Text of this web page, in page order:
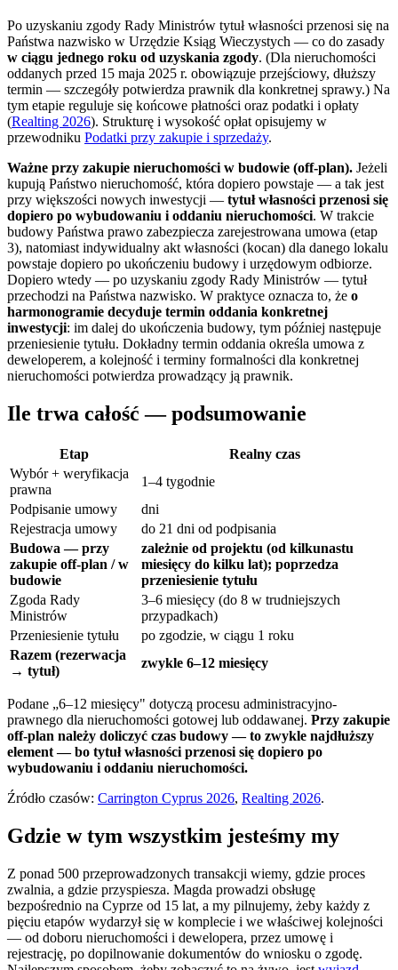
Po uzyskaniu zgody Rady Ministrów tytuł własności przenosi się na
Państwa nazwisko w Urzędzie Ksiąg Wieczystych — co do zasady
w ciągu jednego roku od uzyskania zgody. (Dla nieruchomości
oddanych przed 15 maja 2025 r. obowiązuje przejściowy, dłuższy
termin — szczegóły potwierdza prawnik dla konkretnej sprawy.) Na
tym etapie reguluje się końcowe płatności oraz podatki i opłaty
(Realting 2026). Strukturę i wysokość opłat opisujemy w
przewodniku Podatki przy zakupie i sprzedaży.
Ważne przy zakupie nieruchomości w budowie (off-plan). Jeżeli
kupują Państwo nieruchomość, która dopiero powstaje — a tak jest
przy większości nowych inwestycji — tytuł własności przenosi się
dopiero po wybudowaniu i oddaniu nieruchomości. W trakcie
budowy Państwa prawo zabezpiecza zarejestrowana umowa (etap
3), natomiast indywidualny akt własności (kocan) dla danego lokalu
powstaje dopiero po ukończeniu budowy i urzędowym odbiorze.
Dopiero wtedy — po uzyskaniu zgody Rady Ministrów — tytuł
przechodzi na Państwa nazwisko. W praktyce oznacza to, że o
harmonogramie decyduje termin oddania konkretnej
inwestycji: im dalej do ukończenia budowy, tym później następuje
przeniesienie tytułu. Dokładny termin oddania określa umowa z
deweloperem, a kolejność i terminy formalności dla konkretnej
nieruchomości potwierdza prowadzący ją prawnik.
Ile trwa całość — podsumowanie
Etap
Realny czas
Wybór + weryfikacja
prawna
1–4 tygodnie
Podpisanie umowy
dni
Rejestracja umowy
do 21 dni od podpisania
Budowa — przy
zakupie off-plan / w
budowie
zależnie od projektu (od kilkunastu
miesięcy do kilku lat); poprzedza
przeniesienie tytułu
Zgoda Rady
Ministrów
3–6 miesięcy (do 8 w trudniejszych
przypadkach)
Przeniesienie tytułu
po zgodzie, w ciągu 1 roku
Razem (rezerwacja
→ tytuł)
zwykle 6–12 miesięcy
Podane „6–12 miesięcy" dotyczą procesu administracyjno-
prawnego dla nieruchomości gotowej lub oddawanej. Przy zakupie
off-plan należy doliczyć czas budowy — to zwykle najdłuższy
element — bo tytuł własności przenosi się dopiero po
wybudowaniu i oddaniu nieruchomości.
Źródło czasów: Carrington Cyprus 2026, Realting 2026.
Gdzie w tym wszystkim jesteśmy my
Z ponad 500 przeprowadzonych transakcji wiemy, gdzie proces
zwalnia, a gdzie przyspiesza. Magda prowadzi obsługę
bezpośrednio na Cyprze od 15 lat, a my pilnujemy, żeby każdy z
pięciu etapów wydarzył się w komplecie i we właściwej kolejności
— od doboru nieruchomości i dewelopera, przez umowę i
rejestrację, po dopilnowanie dokumentów do wniosku o zgodę.